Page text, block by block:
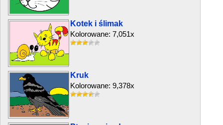
Kotek i ślimak
Kolorowane: 7,051x
Kruk
Kolorowane: 9,378x